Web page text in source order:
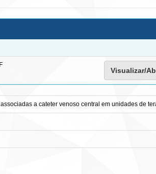
Visualizar/
a cateter venoso central em unidades de